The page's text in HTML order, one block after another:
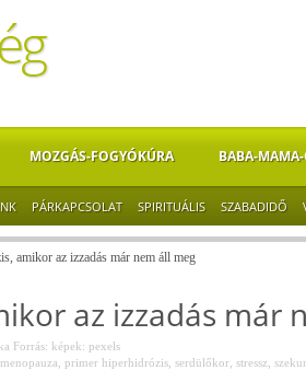
MOZGÁS-FOGYÓKÚRA BABA-
PÁRKAPCSOLAT SPIRITUÁLIS SZABADIDŐ
amikor az izzadás már nem áll meg
az izzadás már
Forrás: képek: pexels
menopauza primer hiperhidrózis, serdülőkor, stressz